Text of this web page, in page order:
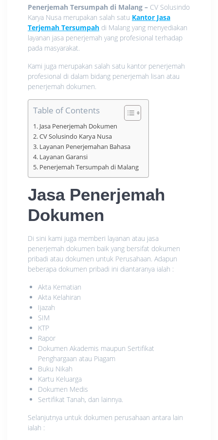
Penerjemah Tersumpah di Malang – CV Solusindo
Karya Nusa merupakan salah satu Kantor Jasa
Terjemah Tersumpah di Malang yang menyediakan
layanan jasa penerjemah yang profesional terhadap
pada masyarakat.
Kami juga merupakan salah satu kantor penerjemah
profesional di dalam bidang penerjemah lisan atau
penerjemah dokumen.
Table of Contents
Jasa Penerjemah Dokumen
CV Solusindo Karya Nusa
Layanan Penerjemahan Bahasa
Layanan Garansi
Penerjemah Tersumpah di Malang
Jasa Penerjemah
Dokumen
Di sini kami juga memberi layanan atau jasa
penerjemah dokumen baik yang bersifat dokumen
pribadi atau dokumen untuk Perusahaan. Adapun
beberapa dokumen pribadi ini diantaranya ialah :
Akta Kematian
Akta Kelahiran
Ijazah
SIM
KTP
Rapor
Dokumen Akademis maupun Sertifikat
Penghargaan atau Piagam
Buku Nikah
Kartu Keluarga
Dokumen Medis
Sertifikat Tanah, dan lainnya.
Selanjutnya untuk dokumen perusahaan antara lain
ialah :